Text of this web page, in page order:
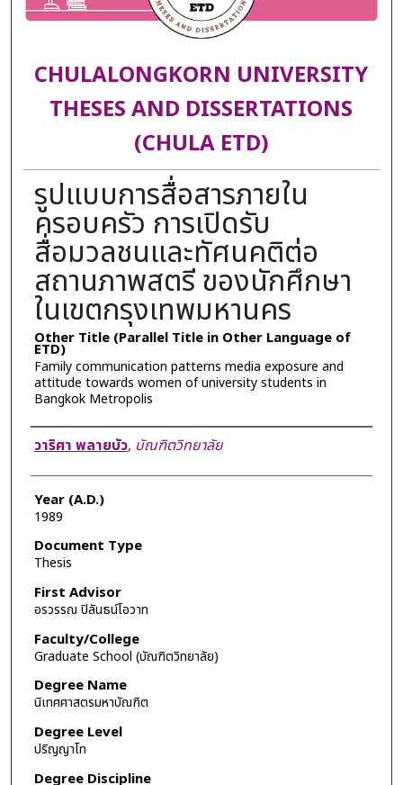
CHULALONGKORN UNIVERSITY
THESES AND DISSERTATIONS
(CHULA ETD)
รูปแบบการสื่อสารภายใน
ครอบครัว การเปิดรับ
สื่อมวลชนและทัศนคติต่อ
สถานภาพสตรี ของนักศึกษา
ในเขตกรุงเทพมหานคร
Other Title (Parallel Title in Other Language of
ETD)
Family communication patterns media exposure and
attitude towards women of university students in
Bangkok Metropolis
Author
วาริศา พลายบัว, บัณฑิตวิทยาลัย
Year (A.D.)
1989
Document Type
Thesis
First Advisor
อรวรรณ ปิลันธน์โอวาท
Faculty/College
Graduate School (บัณฑิตวิทยาลัย)
Degree Name
นิเทศศาสตรมหาบัณฑิต
Degree Level
ปริญญาโท
Degree Discipline